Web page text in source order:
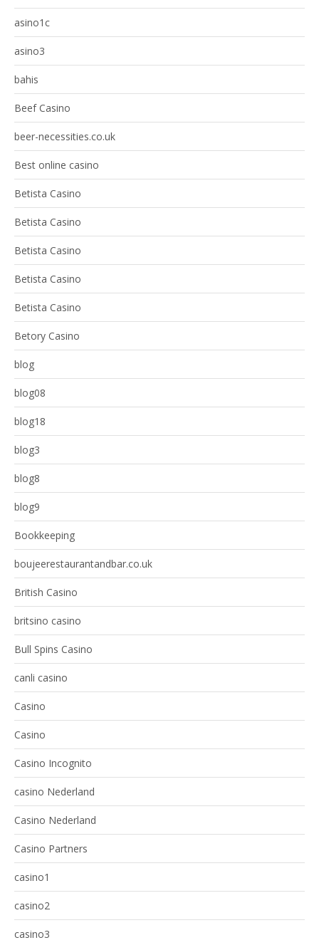
asino1c
asino3
bahis
Beef Casino
beer-necessities.co.uk
Best online casino
Betista Casino
Betista Casino
Betista Casino
Betista Casino
Betista Casino
Betory Casino
blog
blog08
blog18
blog3
blog8
blog9
Bookkeeping
boujeerestaurantandbar.co.uk
British Casino
britsino casino
Bull Spins Casino
canli casino
Casino
Casino
Casino Incognito
casino Nederland
Casino Nederland
Casino Partners
casino1
casino2
casino3